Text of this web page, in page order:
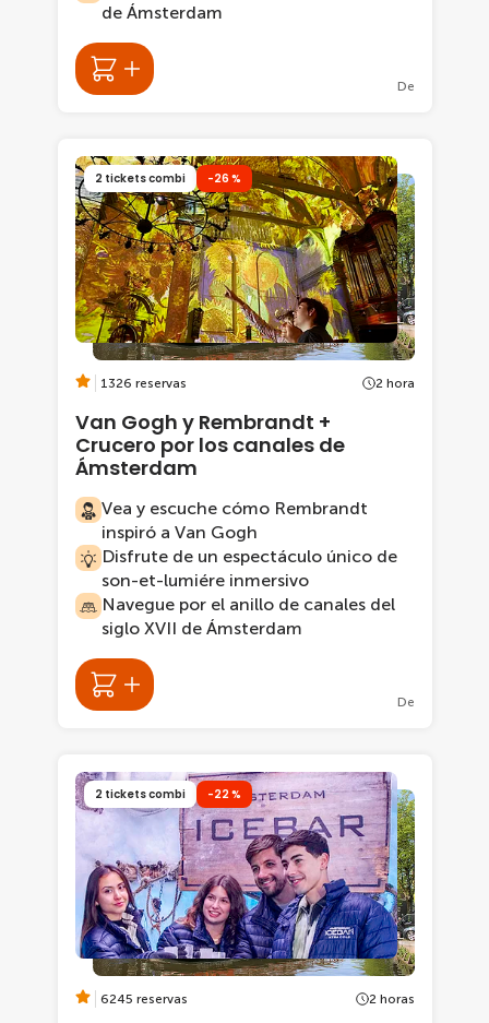
de Ámsterdam
De
2 tickets combi -26 %
1326 reservas 2 hora
Van Gogh y Rembrandt +
Crucero por los canales de
Ámsterdam
Vea y escuche cómo Rembrandt
inspiró a Van Gogh
Disfrute de un espectáculo único de
son-et-lumiére inmersivo
Navegue por el anillo de canales del
siglo XVII de Ámsterdam
De
2 tickets combi -22 %
6245 reservas 2 horas